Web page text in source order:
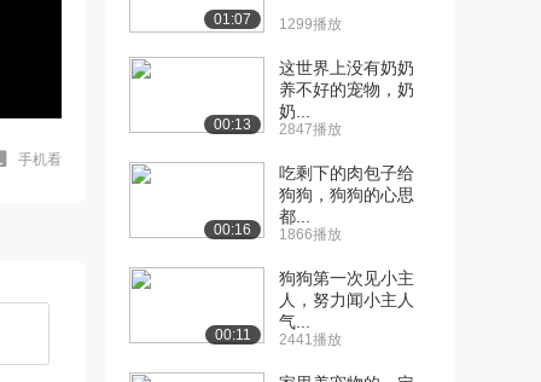
手机看
01:07 1299播放
00:13
这世界上没有奶奶
养不好的宠物，奶
奶...
2847播放
00:16
吃剩下的肉包子给
狗狗，狗狗的心思
都...
1866播放
00:11
狗狗第一次见小主
人，努力闻小主人
气...
2441播放